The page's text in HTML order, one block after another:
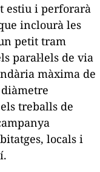
estiu i perforarà
inclourà les
petit tram
paral·lels de via
màxima de
treballs de
locals i